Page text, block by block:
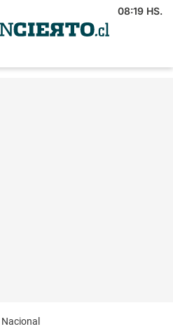
08:19 HS.
Nacional